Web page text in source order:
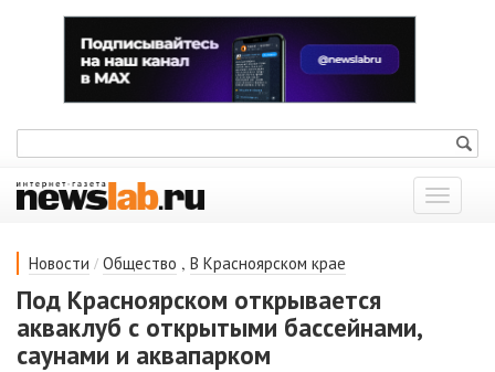
Показать
меню
Новости / Общество , В Красноярском крае
Под Красноярском открывается
акваклуб с открытыми бассейнами,
саунами и аквапарком